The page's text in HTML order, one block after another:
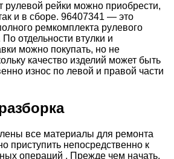
рулевой рейки можно приобрести,
и в сборе. 96407341 — это
ремкомплекта рулевого
отдельности втулки и
можно покупать, но не
качество изделий может быть
износ по левой и правой части
все материалы для ремонта
приступить непосредственно к
операций . Прежде чем начать,